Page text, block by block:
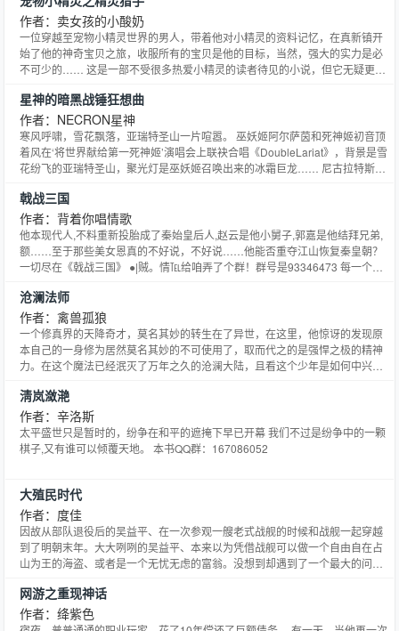
作者：卖女孩的小酸奶
一位穿越至宠物小精灵世界的男人，带着他对小精灵的资料记忆，在真新镇开
始了他的神奇宝贝之旅，收服所有的宝贝是他的目标，当然，强大的实力是必
不可少的…… 这是一部不受很多热爱小精灵的读者待见的小说，但它无疑更真
每天1更，偶尔多更一章，少更会向大家通知，希望大家能够支持并提出建
议，绝不进宫。
星神的暗黑战锤狂想曲
作者：NECRON星神
寒风呼啸，雪花飘落，亚瑞特圣山一片喧嚣。 巫妖姬阿尔萨茵和死神姬初音顶
着风在‘将世界献给第一死神姬’演唱会上联袂合唱《DoubleLariat》，背景是雪
花纷飞的亚瑞特圣山，聚光灯是巫妖姬召唤出来的冰霜巨龙…… 尼古拉特斯拉
看着那两眼发光充当聚光灯的冰霜巨龙，再看着自己身边的女儿们…… “坏爸
爸！又在想什么坏事了！泪子妈妈好可怜…
戟战三国
作者：背着你唱情歌
他本现代人,不料重新投胎成了秦始皇后人,赵云是他小舅子,郭嘉是他结拜兄弟,
额……至于那些美女恩真的不好说，不好说……他能否重夺江山恢复秦皇朝？
一切尽在《戟战三国》 ●|贼。情℡给咱弄了个群！群号是93346473 每一个喜
沧澜法师
作者：禽兽孤狼
一个修真界的天降奇才，莫名其妙的转生在了异世，在这里，他惊讶的发现原
本自己的一身修为居然莫名其妙的不可使用了，取而代之的是强悍之极的精神
力。在这个魔法已经泯灭了万年之久的沧澜大陆，且看这个少年是如何中兴魔
城 人间寂寞几回重 落叶黄花人不再雪花深处血飞红
淸岚潋滟
作者：辛洛斯
太平盛世只是暂时的，纷争在和平的遮掩下早已开幕 我们不过是纷争中的一颗
棋子,又有谁可以倾覆天地。 本书QQ群：167086052
大殖民时代
作者：度佳
因故从部队退役后的吴益平、在一次参观一艘老式战舰的时候和战舰一起穿越
到了明朝末年。大大咧咧的吴益平、本来以为凭借战舰可以做一个自由自在占
山为王的海盗、或者是一个无忧无虑的富翁。没想到却遇到了一个最大的问
人的地方就有斗争，在谋取石油和培养船员的过程中、各种争斗不断出现。 看
吴益平是怎么样在无数的战斗中不断成长、在最后圈下了一个大大
网游之重现神话
作者：绛紫色